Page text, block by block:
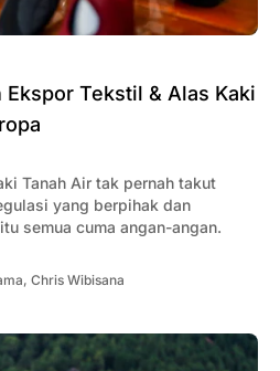
Tekstil & Alas Kaki
Tanah Air tak pernah takut
yang berpihak dan
semua cuma angan-angan.
, Chris Wibisana